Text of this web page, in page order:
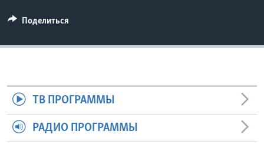
Поделиться
ТВ ПРОГРАММЫ
РАДИО ПРОГРАММЫ